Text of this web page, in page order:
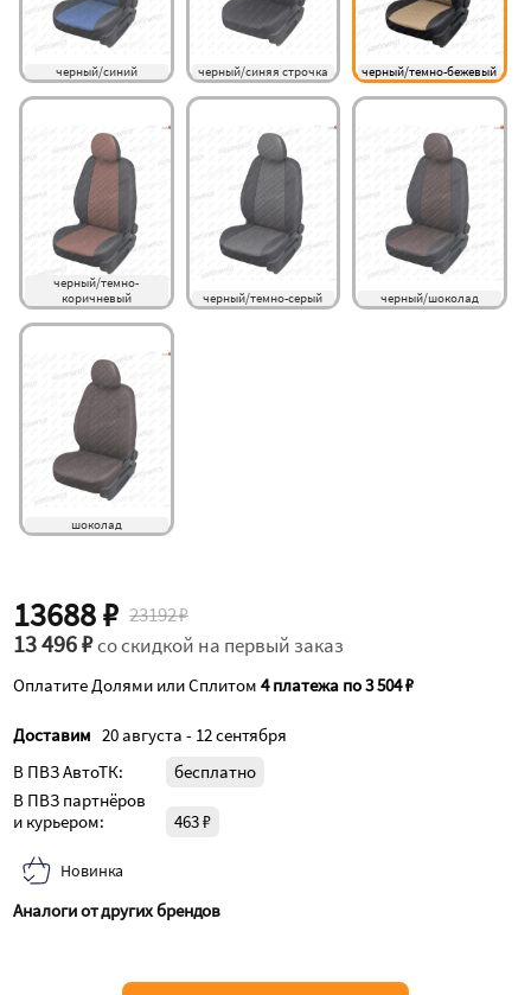
черный/синий черный/синяя строчка черный/темно-бежевый
черный/темно-
коричневый
черный/темно-серый черный/шоколад
шоколад
13688 ₽ 23192 ₽
13 496 ₽со скидкой на первый заказ
Оплатите Долями или Сплитом4 платежа по 3 504 ₽
Доставим 20 августа - 12 сентября
В ПВЗ АвтоТК:
бесплатно
В ПВЗ партнёров
и курьером:
463 ₽
Новинка
Аналоги от других брендов